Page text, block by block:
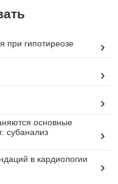
при гипотиреозе
основные
субанализ
в кардиологии